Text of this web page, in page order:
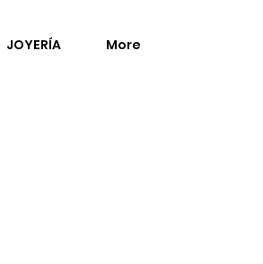
JOYERÍA More